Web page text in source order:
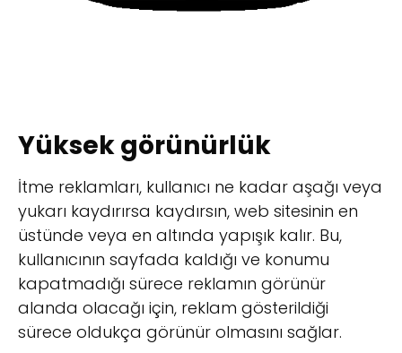
Yüksek görünürlük
İtme reklamları, kullanıcı ne kadar aşağı veya
yukarı kaydırırsa kaydırsın, web sitesinin en
üstünde veya en altında yapışık kalır. Bu,
kullanıcının sayfada kaldığı ve konumu
kapatmadığı sürece reklamın görünür
alanda olacağı için, reklam gösterildiği
sürece oldukça görünür olmasını sağlar.